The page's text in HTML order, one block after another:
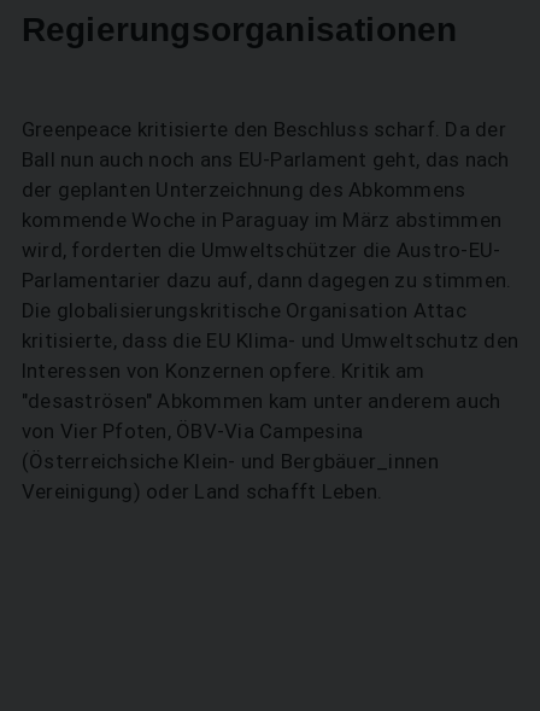
Regierungsorganisationen
Greenpeace kritisierte den Beschluss scharf. Da der
Ball nun auch noch ans EU-Parlament geht, das nach
der geplanten Unterzeichnung des Abkommens
kommende Woche in Paraguay im März abstimmen
wird, forderten die Umweltschützer die Austro-EU-
Parlamentarier dazu auf, dann dagegen zu stimmen.
Die globalisierungskritische Organisation Attac
kritisierte, dass die EU Klima- und Umweltschutz den
Interessen von Konzernen opfere. Kritik am
"desaströsen" Abkommen kam unter anderem auch
von Vier Pfoten, ÖBV-Via Campesina
(Österreichsiche Klein- und Bergbäuer_innen
Vereinigung) oder Land schafft Leben.